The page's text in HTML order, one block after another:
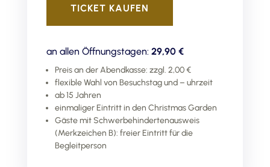
TICKET KAUFEN
an allen Öffnungstagen: 29,90 €
Preis an der Abendkasse: zzgl. 2,00 €
flexible Wahl von Besuchstag und – uhrzeit
ab 15 Jahren
einmaliger Eintritt in den Christmas Garden
Gäste mit Schwerbehindertenausweis
(Merkzeichen B): freier Eintritt für die
Begleitperson